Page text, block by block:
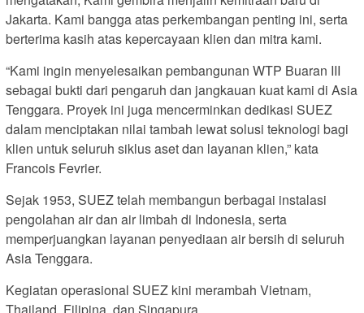
Jakarta. Kami bangga atas perkembangan penting ini, serta
berterima kasih atas kepercayaan klien dan mitra kami.
“Kami ingin menyelesaikan pembangunan WTP Buaran III
sebagai bukti dari pengaruh dan jangkauan kuat kami di Asia
Tenggara. Proyek ini juga mencerminkan dedikasi SUEZ
dalam menciptakan nilai tambah lewat solusi teknologi bagi
klien untuk seluruh siklus aset dan layanan klien,” kata
Francois Fevrier.
Sejak 1953, SUEZ telah membangun berbagai instalasi
pengolahan air dan air limbah di Indonesia, serta
memperjuangkan layanan penyediaan air bersih di seluruh
Asia Tenggara.
Kegiatan operasional SUEZ kini merambah Vietnam,